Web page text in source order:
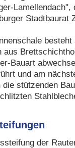
Stadtbaurat
aus
Bauart
und am
die stützenden
der